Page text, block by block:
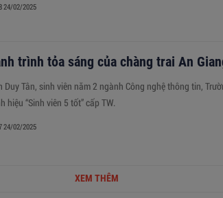
24/02/2025
trình tỏa sáng của chàng trai An
Duy Tân, sinh viên năm 2 ngành Công nghệ thông tin,
hiệu “Sinh viên 5 tốt” cấp TW.
24/02/2025
XEM THÊM